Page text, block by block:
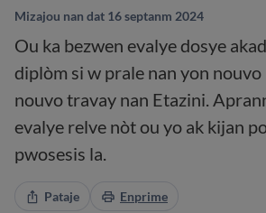
Mizajou nan dat 16 septanm 2024
Ou ka bezwen evalye dosye
diplòm si w prale nan yon nouvo
nouvo travay nan Etazini.
evalye relve nòt ou yo ak kijan
pwosesis la.
Pataje Enprime